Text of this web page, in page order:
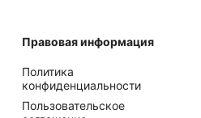
Правовая информация
Политика
конфиденциальности
Пользовательское